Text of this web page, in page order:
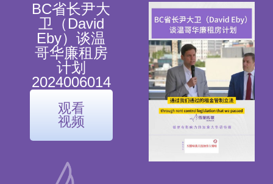
BC省长尹大
卫（David
Eby）谈温
哥华廉租房
计划
2024006014
观看
视频